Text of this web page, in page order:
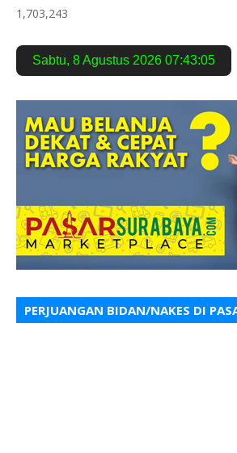
1,703,243
Sabtu, 8 Agustus 2026 07:43:06
PERJUANGAN BIDAN/NAKES DI